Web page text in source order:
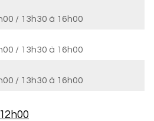
/ 13h30 à 16h00
/ 13h30 à 16h00
/ 13h30 à 16h00